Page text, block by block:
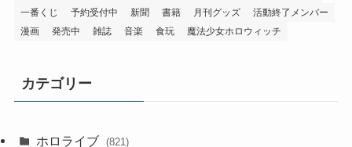
一番くじ
予約受付中 新聞 書籍 月刊グッズ
活動終了メンバー
漫画
発売中 雑誌 音楽 食玩 魔法少女ホロウィッチ
カテゴリー
ホロライブ (821)